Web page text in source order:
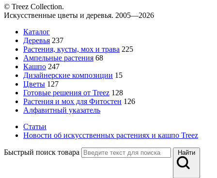
© Treez Collection.
Искусственные цветы и деревья. 2005—2026
Каталог
Деревья 237
Растения, кусты, мох и трава 225
Ампельные растения 68
Кашпо 247
Дизайнерские композиции 15
Цветы 127
Готовые решения от Treez 128
Растения и мох для Фитостен 126
Алфавитный указатель
Статьи
Новости об искусственных растениях и кашпо Treez
Быстрый поиск товара Найти